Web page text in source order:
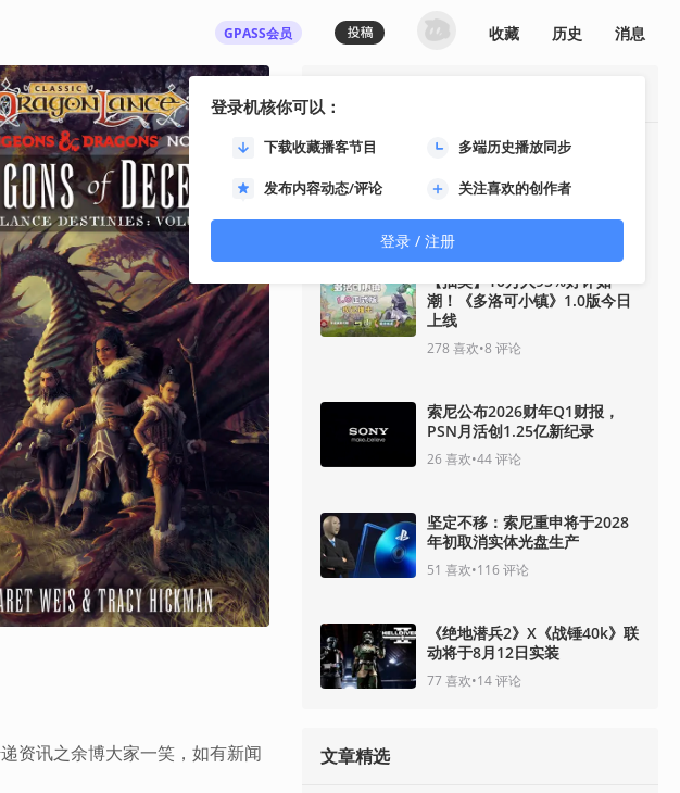
GPASS会员
登录机核你可以：
下载收藏播客节目 多端历史播放同步
发布内容动态/评论 关注喜欢的创作者
登录 / 注册
收藏 历史 消息
资讯之余博大家一笑，如有新闻
最热资讯
【抽奖】四人合作战术射击游戏
来丰富内容更新
172喜欢•146评论
【抽奖】10万人95%好评如
潮！《多洛可小镇》1.0版今日
上线
278 喜欢•8 评论
索尼公布2026财年Q1财报，
PSN月活创1.25亿新纪录
26喜欢•44评论
坚定不移：索尼重申将于2028
年初取消实体光盘生产
51 喜欢•116评论
《绝地潜兵2》X《战锤40k》联
动将于8月12日实装
77喜欢•14评论
文章精选